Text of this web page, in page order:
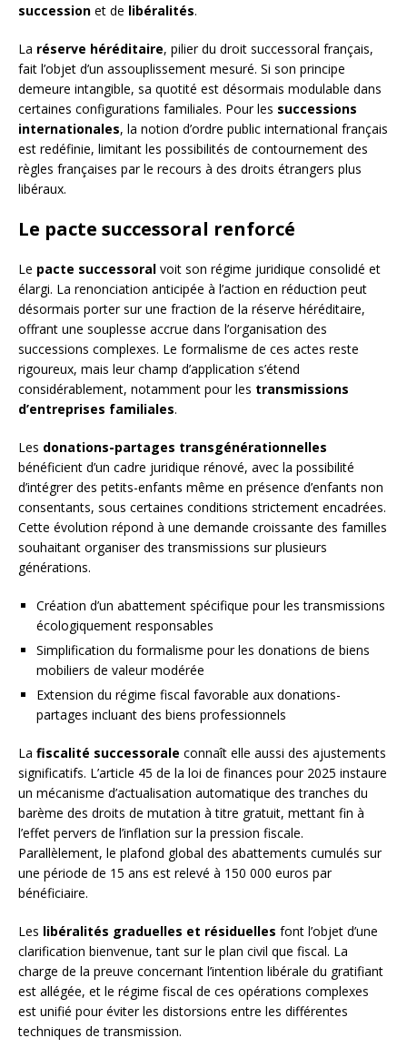
succession et de libéralités.
La réserve héréditaire, pilier du droit successoral français,
fait l’objet d’un assouplissement mesuré. Si son principe
demeure intangible, sa quotité est désormais modulable dans
certaines configurations familiales. Pour les successions
internationales, la notion d’ordre public international français
est redéfinie, limitant les possibilités de contournement des
règles françaises par le recours à des droits étrangers plus
libéraux.
Le pacte successoral renforcé
Le pacte successoral voit son régime juridique consolidé et
élargi. La renonciation anticipée à l’action en réduction peut
désormais porter sur une fraction de la réserve héréditaire,
offrant une souplesse accrue dans l’organisation des
successions complexes. Le formalisme de ces actes reste
rigoureux, mais leur champ d’application s’étend
considérablement, notamment pour les transmissions
d’entreprises familiales.
Les donations-partages transgénérationnelles
bénéficient d’un cadre juridique rénové, avec la possibilité
d’intégrer des petits-enfants même en présence d’enfants non
consentants, sous certaines conditions strictement encadrées.
Cette évolution répond à une demande croissante des familles
souhaitant organiser des transmissions sur plusieurs
générations.
Création d’un abattement spécifique pour les transmissions
écologiquement responsables
Simplification du formalisme pour les donations de biens
mobiliers de valeur modérée
Extension du régime fiscal favorable aux donations-
partages incluant des biens professionnels
La fiscalité successorale connaît elle aussi des ajustements
significatifs. L’article 45 de la loi de finances pour 2025 instaure
un mécanisme d’actualisation automatique des tranches du
barème des droits de mutation à titre gratuit, mettant fin à
l’effet pervers de l’inflation sur la pression fiscale.
Parallèlement, le plafond global des abattements cumulés sur
une période de 15 ans est relevé à 150 000 euros par
bénéficiaire.
Les libéralités graduelles et résiduelles font l’objet d’une
clarification bienvenue, tant sur le plan civil que fiscal. La
charge de la preuve concernant l’intention libérale du gratifiant
est allégée, et le régime fiscal de ces opérations complexes
est unifié pour éviter les distorsions entre les différentes
techniques de transmission.